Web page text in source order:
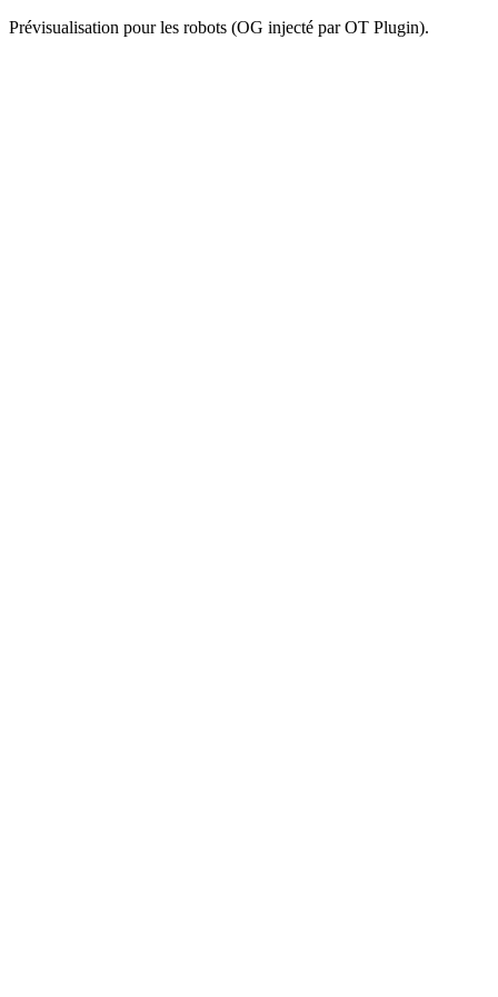
Prévisualisation pour les robots (OG injecté par OT Plugin).